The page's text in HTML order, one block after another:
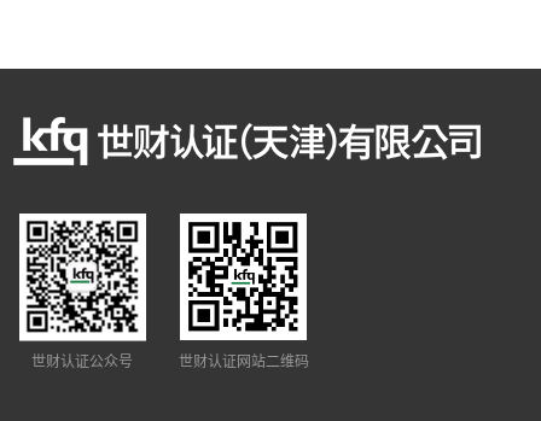
世财认证公众号 世财认证网站二维码